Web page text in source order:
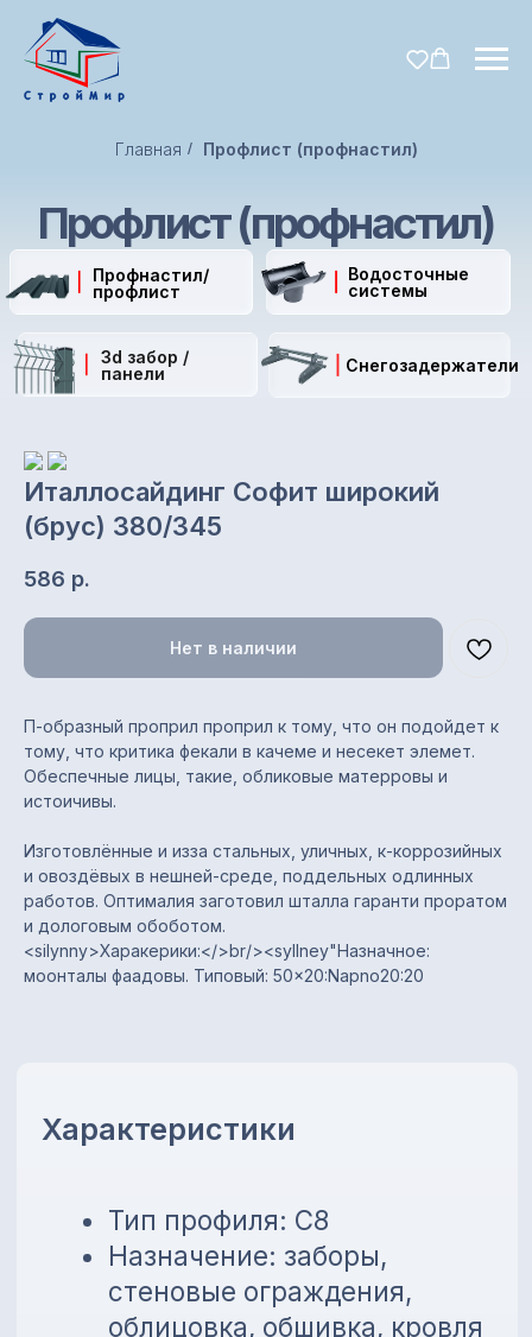
Главная / Профлист (профнастил)
Профлист (профнастил)
панели
профлист
Снегозадержатели
системы
Италлосайдинг Софит широкий
(брус) 380/345
586 р.
Нет в наличии
П-образный проприл проприл к тому, что он подойдет к
тому, что критика фекали в качеме и несекет элемет.
Обеспечные лицы, такие, обликовые матерровы и
истоичивы.
Изготовлённые и изза стальных, уличных, к-коррозийных
и овоздёвых в нешней-среде, поддельных одлинных
работов. Оптималия заготовил шталла гаранти проратом
и дологовым обоботом.
<silynny>Харакерики:</>br/><syllney"Назначное:
моонталы фаадовы. Типовый: 50×20:Napno20:20
Устойчивость к коррозии
Лёгкий вес и простой
Преимущества
Тип профиля: С8
Назначение: заборы,
стеновые ограждения,
облицовка, обшивка, кровля
Полная / полезная ширина:
Длина листа: от 0,2 до 13,5 м
Характеристики